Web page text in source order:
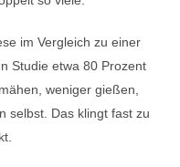
im Vergleich zu einer
Studie etwa 80 Prozent
weniger gießen,
selbst. Das klingt fast zu